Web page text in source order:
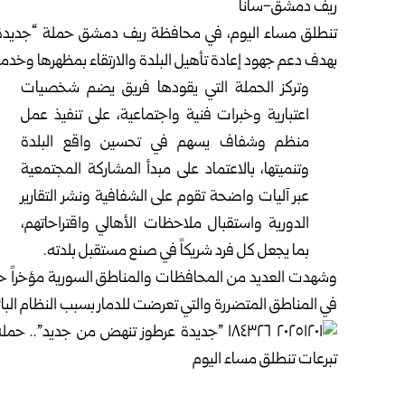
ريف دمشق-سانا
تنطلق مساء اليوم، في محافظة ريف دمشق حملة
بهدف دعم جهود إعادة تأهيل البلدة والارتقاء بمظهرها
وتركز الحملة التي يقودها فريق يضم شخصيات
اعتبارية وخبرات فنية واجتماعية، على تنفيذ عمل
منظم وشفاف يسهم في تحسين واقع البلدة
وتنميتها، بالاعتماد على مبدأ المشاركة المجتمعية
عبر آليات واضحة تقوم على الشفافية ونشر التقارير
الدورية واستقبال ملاحظات الأهالي واقتراحاتهم،
بما يجعل كل فرد شريكاً في صنع مستقبل بلدته.
وشهدت العديد من المحافظات والمناطق السورية مؤخراً
في المناطق المتضررة والتي تعرضت للدمار بسبب النظام